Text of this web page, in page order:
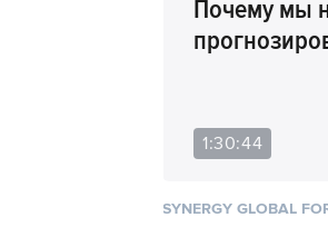
16:00
Как
23:10
из
Почему мы
1:30:44
SYNERGY GLOBAL